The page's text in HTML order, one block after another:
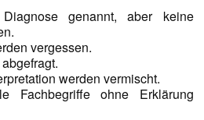
genannt, aber keine
vergessen.
werden vermischt.
Fachbegriffe ohne Erklärung